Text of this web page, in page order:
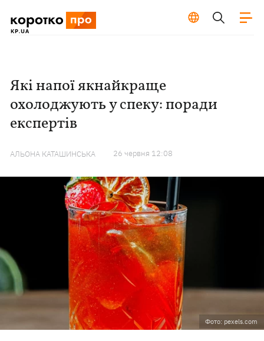
Які напої якнайкраще
охолоджують у спеку: поради
експертів
АЛЬОНА КАТАШИНСЬКА 26 червня 12:08
Фото: pexels.com